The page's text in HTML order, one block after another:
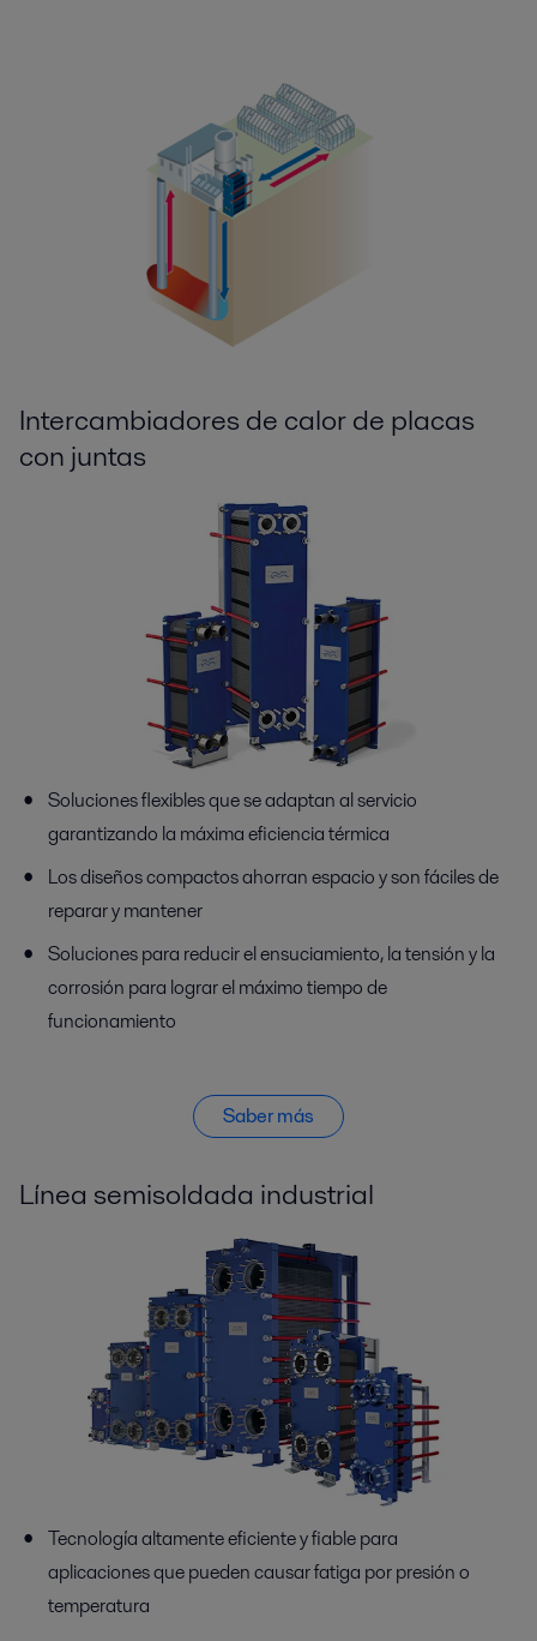
Intercambiadores de calor de placas
con juntas
Soluciones flexibles que se adaptan al servicio
garantizando la máxima eficiencia térmica
Los diseños compactos ahorran espacio y son fáciles de
reparar y mantener
Soluciones para reducir el ensuciamiento, la tensión y la
corrosión para lograr el máximo tiempo de
funcionamiento
Saber más
Línea semisoldada industrial
Tecnología altamente eficiente y fiable para
aplicaciones que pueden causar fatiga por presión o
temperatura